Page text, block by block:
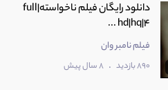
دانلود رایگان فیلم ناخواسته|full
hd|hq|4 ...
فیلم نامبر وان
890 بازدید . 8 سال پیش